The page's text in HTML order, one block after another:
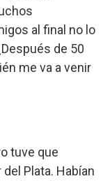
al final no lo
de 50
me va a venir
tuve que
Plata. Habían